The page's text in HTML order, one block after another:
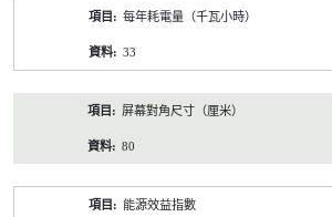
每年耗電量（千瓦小時）
33
屏幕對角尺寸（厘米）
80
能源效益指數